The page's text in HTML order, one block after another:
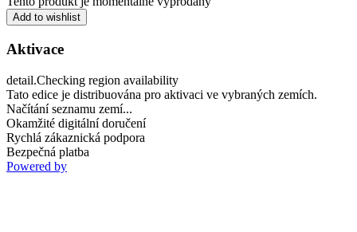
Add to wishlist
Aktivace
detail.Checking region availability
Tato edice je distribuována pro aktivaci ve vybraných zemích.
Načítání seznamu zemí...
Okamžité digitální doručení
Rychlá zákaznická podpora
Bezpečná platba
Powered by